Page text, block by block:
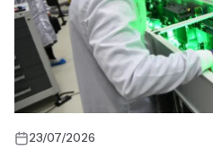
23/07/2026